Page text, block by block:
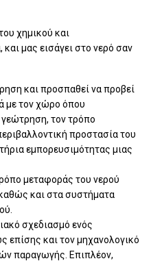
χημικού και
μας εισάγει στο νερό σαν
και προσπαθεί να προβεί
με τον χώρο όπου
γεώτρηση, τον τρόπο
προστασία του
εμπορευσιμότητας μιας
μεταφοράς του νερού
και στα συστήματα
σχεδιασμό ενός
επίσης και τον μηχανολογικό
παραγωγής. Επιπλέον,